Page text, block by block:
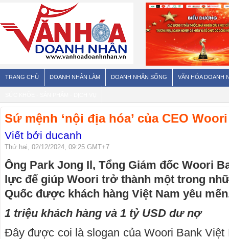
TRANG CHỦ DOANH NHÂN LÀM DOANH NHÂN SỐNG VĂN HÓA DOANH
Sứ mệnh ‘nội địa hóa’ của CEO
Viết bởi ducanh
Thứ hai, 02/12/2024, 09:25 GMT+7
Ông Park Jong Il, Tổng Giám đốc Woori
lực để giúp Woori trở thành một trong
Quốc được khách hàng Việt Nam yêu
1 triệu khách hàng và 1 tỷ USD dư nợ
Đây được coi là slogan của Woori Bank